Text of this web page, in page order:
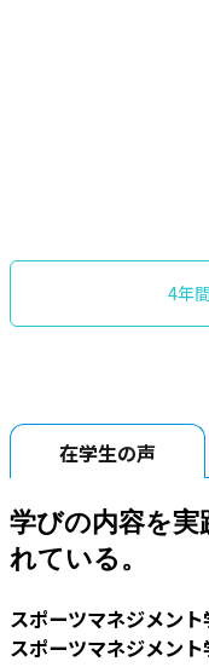
4年
在学生の声
学びの内容を実
れている。